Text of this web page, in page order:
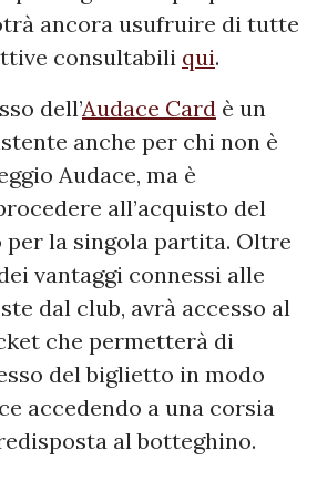
ancora usufruire di tutte
consultabili qui.
dell’Audace Card è un
anche per chi non è
Audace, ma è
all’acquisto del
per la singola partita. Oltre
vantaggi connessi alle
dal club, avrà accesso al
che permetterà di
del biglietto in modo
accedendo a una corsia
al botteghino.